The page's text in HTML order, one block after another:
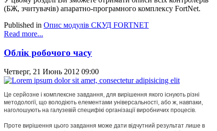
(БЖ, зчитувачів) апаратно-програмного комплексу FortNet.
Published in Опис модулів СКУД FORTNET
Read more...
Облік робочого часу
Четверг, 21 Июнь 2012 09:00
Це серйозне і комплексне завдання, для вирішення якого існують різні
методології, що володіють елементами універсальності, або ж, навпаки,
наголошують на галузевій специфікі організації виробничих процесів.
Проте вирішення цього завдання може дати відчутний результат лише в